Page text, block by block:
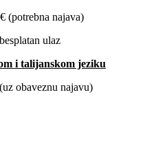
(potrebna najava)
ulaz
i talijanskom jeziku
obaveznu najavu)